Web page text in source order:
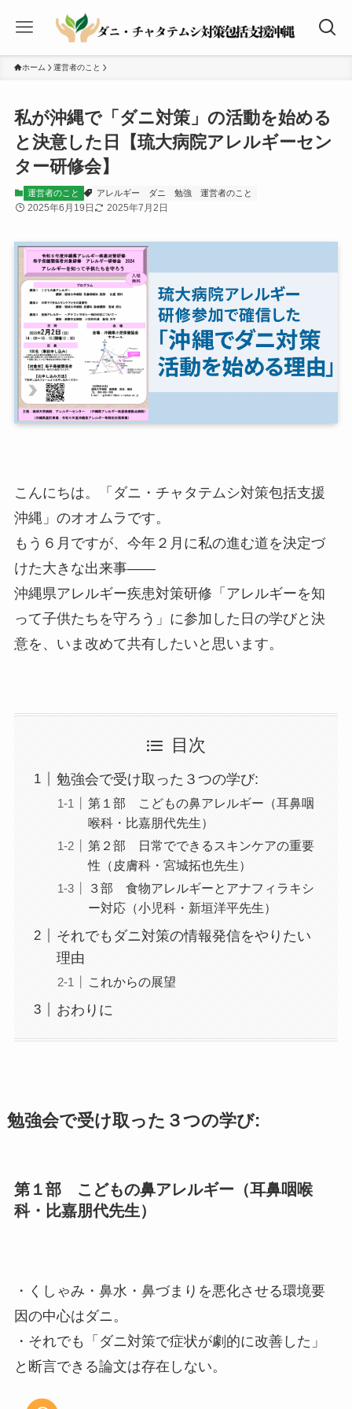
ホーム 運営者のこと
私が沖縄で「ダニ対策」の活動を始める
と決意した日【琉大病院アレルギーセン
ター研修会】
運営者のこと アレルギー ダニ 勉強 運営者のこと
2025年6月19日 2025年7月2日
こんにちは。「ダニ・チャタテムシ対策包括支援
沖縄」のオオムラです。
もう６月ですが、今年２月に私の進む道を決定づ
けた大きな出来事――
沖縄県アレルギー疾患対策研修「アレルギーを知
って子供たちを守ろう」に参加した日の学びと決
意を、いま改めて共有したいと思います。
目次
勉強会で受け取った３つの学び:
第１部 こどもの鼻アレルギー（耳鼻咽
喉科・比嘉朋代先生）
第２部 日常でできるスキンケアの重要
性（皮膚科・宮城拓也先生）
３部 食物アレルギーとアナフィラキシ
ー対応（小児科・新垣洋平先生）
それでもダニ対策の情報発信をやりたい
理由
これからの展望
おわりに
勉強会で受け取った３つの学び:
第１部 こどもの鼻アレルギー（耳鼻咽喉
科・比嘉朋代先生）
・くしゃみ・鼻水・鼻づまりを悪化させる環境要
因の中心はダニ。
・それでも「ダニ対策で症状が劇的に改善した」
と断言できる論文は存在しない。